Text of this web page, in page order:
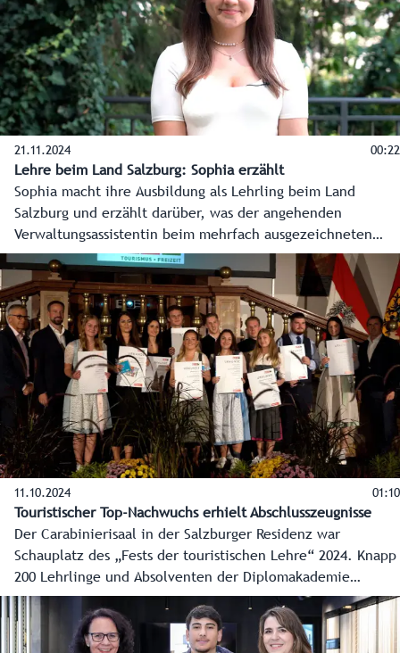
21.11.2024 00:22
Lehre beim Land Salzburg: Sophia erzählt
Sophia macht ihre Ausbildung als Lehrling beim Land
Salzburg und erzählt darüber, was der angehenden
Verwaltungsassistentin beim mehrfach ausgezeichneten
Arbeitgeber Land Salzburg besonders gefällt.
11.10.2024 01:10
Touristischer Top-Nachwuchs erhielt Abschlusszeugnisse
Der Carabinierisaal in der Salzburger Residenz war
Schauplatz des „Fests der touristischen Lehre“ 2024. Knapp
200 Lehrlinge und Absolventen der Diplomakademie
Tourismus erhielten dabei ihre Abschlusszeugnisse.
Außerdem wurden elf Diplom-Küchenmeister und 50
Absolventen der Befähigungsprüfung für das Gastgewerbe